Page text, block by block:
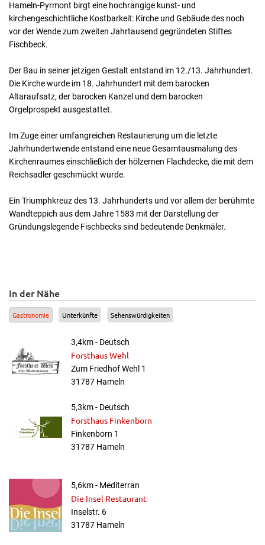
Hameln-Pyrmont birgt eine hochrangige kunst- und
kirchengeschichtliche Kostbarkeit: Kirche und Gebäude des noch
vor der Wende zum zweiten Jahrtausend gegründeten Stiftes
Fischbeck.
Der Bau in seiner jetzigen Gestalt entstand im 12./13. Jahrhundert.
Die Kirche wurde im 18. Jahrhundert mit dem barocken
Altaraufsatz, der barocken Kanzel und dem barocken
Orgelprospekt ausgestattet.
Im Zuge einer umfangreichen Restaurierung um die letzte
Jahrhundertwende entstand eine neue Gesamtausmalung des
Kirchenraumes einschließich der hölzernen Flachdecke, die mit dem
Reichsadler geschmückt wurde.
Ein Triumphkreuz des 13. Jahrhunderts und vor allem der berühmte
Wandteppich aus dem Jahre 1583 mit der Darstellung der
Gründungslegende Fischbecks sind bedeutende Denkmäler.
In der Nähe
Gastronomie Unterkünfte Sehenswürdigkeiten
3,4km - Deutsch
Forsthaus Wehl
Zum Friedhof Wehl 1
31787 Hameln
5,3km - Deutsch
Forsthaus Finkenborn
Finkenborn 1
31787 Hameln
5,6km - Mediterran
Die Insel Restaurant
Inselstr. 6
31787 Hameln